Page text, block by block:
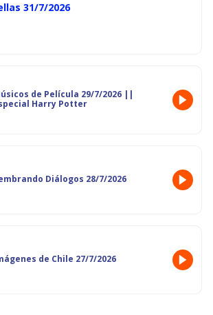
31/7/2026
de Película 29/7/2026 ||
Harry Potter
Diálogos 28/7/2026
de Chile 27/7/2026